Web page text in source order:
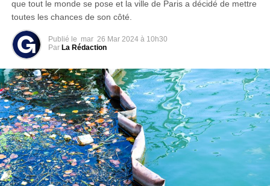
que tout le monde se pose et la ville de Paris a décidé de mettre
toutes les chances de son côté.
Publié le mar 26 Mar 2024 à 10h30
Par La Rédaction